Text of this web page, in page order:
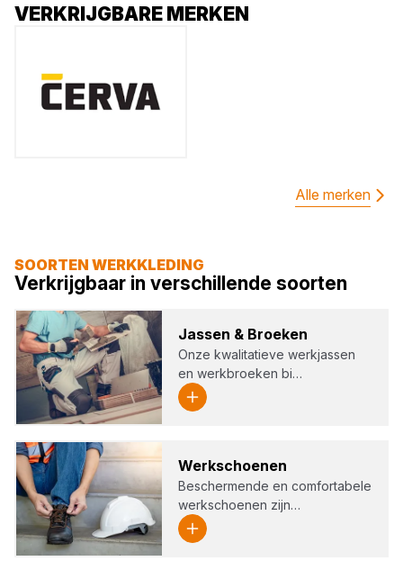
VERKRIJGBARE MERKEN
Alle merken
SOORTEN WERKKLEDING
Verkrijgbaar in verschillende soorten
Jas­sen & Broe­ken
Onze kwalitatieve werkjassen
en werkbroeken bi…
Werk­schoe­nen
Beschermende en comfortabele
werkschoenen zijn…